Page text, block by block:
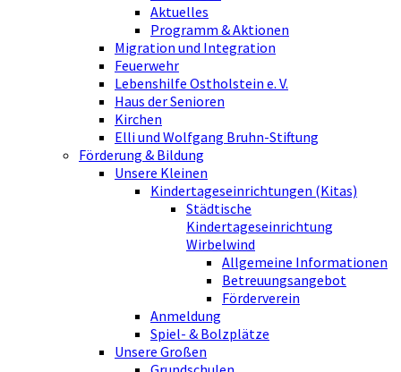
Aktuelles
Programm & Aktionen
Migration und Integration
Feuerwehr
Lebenshilfe Ostholstein e. V.
Haus der Senioren
Kirchen
Elli und Wolfgang Bruhn-Stiftung
Förderung & Bildung
Unsere Kleinen
Kindertageseinrichtungen (Kitas)
Städtische
Kindertageseinrichtung
Wirbelwind
Allgemeine Informationen
Betreuungsangebot
Förderverein
Anmeldung
Spiel- & Bolzplätze
Unsere Großen